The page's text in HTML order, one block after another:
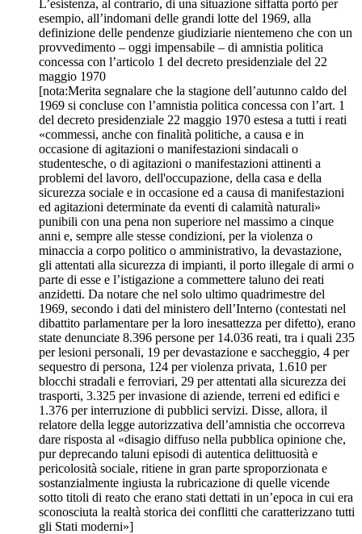
L’esistenza, al contrario, di una situazione siffatta portò per
esempio, all’indomani delle grandi lotte del 1969, alla
definizione delle pendenze giudiziarie nientemeno che con un
provvedimento – oggi impensabile – di amnistia politica
concessa con l’articolo 1 del decreto presidenziale del 22
maggio 1970
[nota:Merita segnalare che la stagione dell’autunno caldo del
1969 si concluse con l’amnistia politica concessa con l’art. 1
del decreto presidenziale 22 maggio 1970 estesa a tutti i reati
«commessi, anche con finalità politiche, a causa e in
occasione di agitazioni o manifestazioni sindacali o
studentesche, o di agitazioni o manifestazioni attinenti a
problemi del lavoro, dell'occupazione, della casa e della
sicurezza sociale e in occasione ed a causa di manifestazioni
ed agitazioni determinate da eventi di calamità naturali»
punibili con una pena non superiore nel massimo a cinque
anni e, sempre alle stesse condizioni, per la violenza o
minaccia a corpo politico o amministrativo, la devastazione,
gli attentati alla sicurezza di impianti, il porto illegale di armi o
parte di esse e l’istigazione a commettere taluno dei reati
anzidetti. Da notare che nel solo ultimo quadrimestre del
1969, secondo i dati del ministero dell’Interno (contestati nel
dibattito parlamentare per la loro inesattezza per difetto), erano
state denunciate 8.396 persone per 14.036 reati, tra i quali 235
per lesioni personali, 19 per devastazione e saccheggio, 4 per
sequestro di persona, 124 per violenza privata, 1.610 per
blocchi stradali e ferroviari, 29 per attentati alla sicurezza dei
trasporti, 3.325 per invasione di aziende, terreni ed edifici e
1.376 per interruzione di pubblici servizi. Disse, allora, il
relatore della legge autorizzativa dell’amnistia che occorreva
dare risposta al «disagio diffuso nella pubblica opinione che,
pur deprecando taluni episodi di autentica delittuosità e
pericolosità sociale, ritiene in gran parte sproporzionata e
sostanzialmente ingiusta la rubricazione di quelle vicende
sotto titoli di reato che erano stati dettati in un’epoca in cui era
sconosciuta la realtà storica dei conflitti che caratterizzano tutti
gli Stati moderni»]